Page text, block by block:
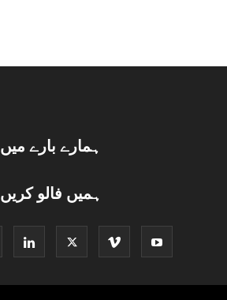
ہمارے بارے میں
ہمیں فالو کریں